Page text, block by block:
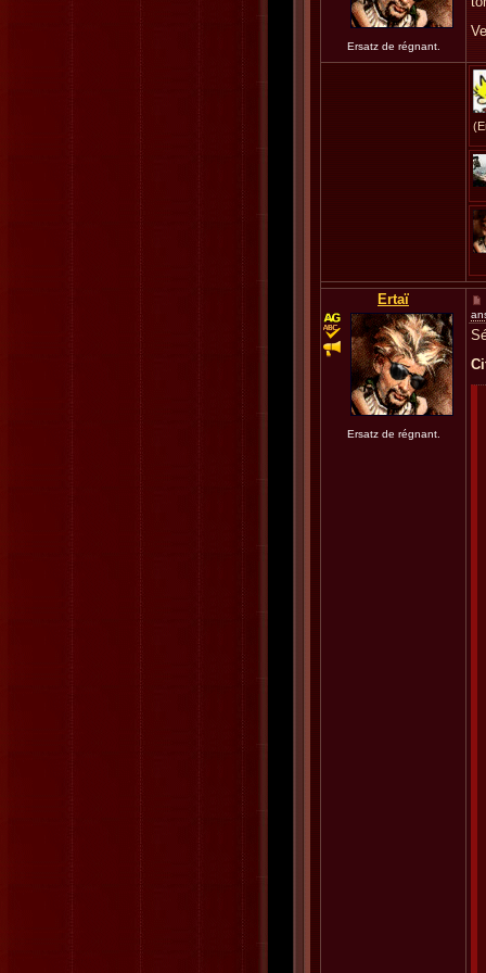
Ersatz de régnant.
Ertaï
Ersatz de régnant.